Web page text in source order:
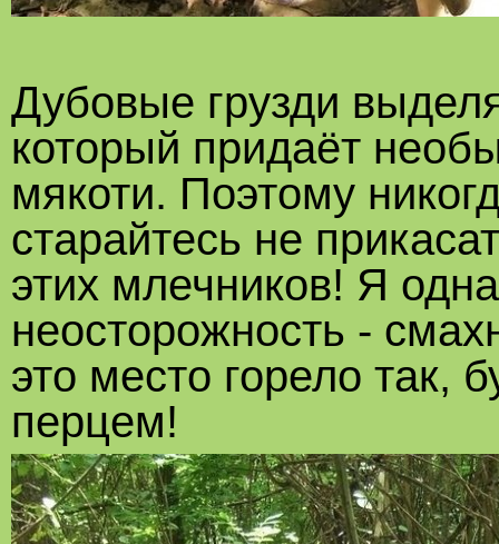
Дубовые грузди
который придаёт
мякоти. Поэтому
старайтесь не
этих млечников! Я
неосторожность -
это место горело так,
перцем!